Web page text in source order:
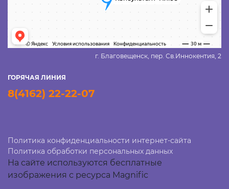
г. Благовещенск, пер. Св.Иннокентия, 2
ГОРЯЧАЯ ЛИНИЯ
8(4162) 22-22-07
Политика конфиденциальности интернет-сайта
Политика обработки персональных данных
На сайте используются бесплатные
изображения с ресурса Magnific